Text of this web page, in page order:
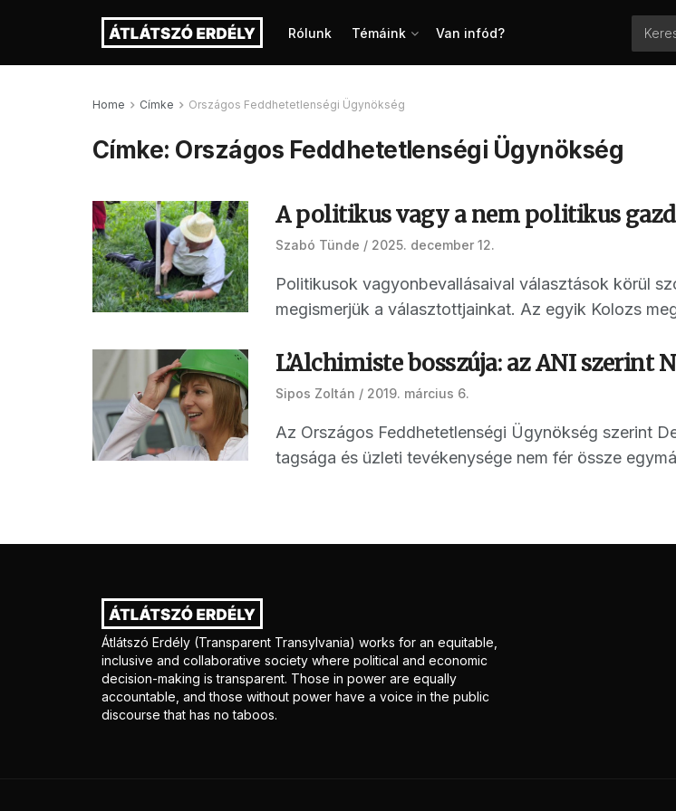
Rólunk Témáink Van infód?
Home Címke Országos Feddhetetlenségi Ügynökség
Címke: Országos Feddhetetlenségi Ügynökség
A politikus vagy a nem politikus
Szabó Tünde 2025. december 12.
Politikusok vagyonbevallásaival választások körül
megismerjük a választottjainkat. Az egyik Kolozs
L’Alchimiste bosszúja: az ANI szerint
Sipos Zoltán 2019. március 6.
Az Országos Feddhetetlenségi Ügynökség szerint
tagsága és üzleti tevékenysége nem fér össze
Átlátszó Erdély (Transparent Transylvania) works for an equitable,
inclusive and collaborative society where political and economic
decision-making is transparent. Those in power are equally
accountable, and those without power have a voice in the public
discourse that has no taboos.